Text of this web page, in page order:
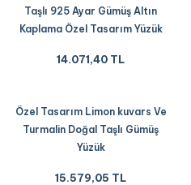
Taşlı 925 Ayar Gümüş Altın
Kaplama Özel Tasarım Yüzük
14.071,40 TL
Özel Tasarım Limon kuvars Ve
Turmalin Doğal Taşlı Gümüş
Yüzük
15.579,05 TL